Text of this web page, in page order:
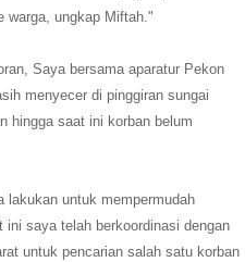
warga, ungkap Miftah."
Saya bersama aparatur Pekon
menyecer di pinggiran sungai
hingga saat ini korban belum
lakukan untuk mempermudah
ini saya telah berkoordinasi dengan
untuk pencarian salah satu korban